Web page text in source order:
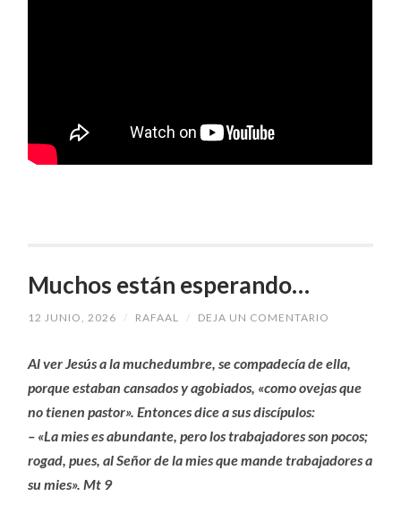
Muchos están esperando…
12 JUNIO, 2026 / RAFAAL / DEJA UN COMENTARIO
Al ver Jesús a la muchedumbre, se compadecía de ella,
porque estaban cansados y agobiados, «como ovejas que
no tienen pastor». Entonces dice a sus discípulos:
– «La mies es abundante, pero los trabajadores son pocos;
rogad, pues, al Señor de la mies que mande trabajadores a
su mies». Mt 9